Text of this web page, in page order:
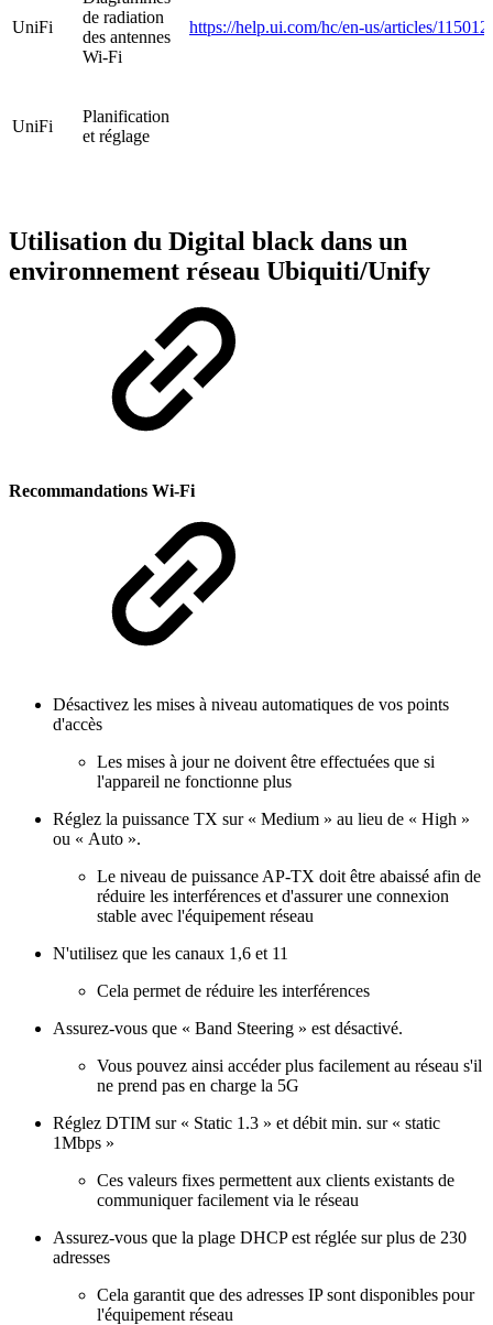
UniFi
de radiation
des antennes
Wi-Fi
https://help.ui.com/hc/en-us/articles/
UniFi
Planification
et réglage
Utilisation du Digital black dans un
environnement réseau Ubiquiti/Unify
Recommandations Wi-Fi
Désactivez les mises à niveau automatiques de vos points
d'accès
Les mises à jour ne doivent être effectuées que si
l'appareil ne fonctionne plus
Réglez la puissance TX sur « Medium » au lieu de « High »
ou « Auto ».
Le niveau de puissance AP-TX doit être abaissé afin de
réduire les interférences et d'assurer une connexion
stable avec l'équipement réseau
N'utilisez que les canaux 1,6 et 11
Cela permet de réduire les interférences
Assurez-vous que « Band Steering » est désactivé.
Vous pouvez ainsi accéder plus facilement au réseau s'il
ne prend pas en charge la 5G
Réglez DTIM sur « Static 1.3 » et débit min. sur « static
1Mbps »
Ces valeurs fixes permettent aux clients existants de
communiquer facilement via le réseau
Assurez-vous que la plage DHCP est réglée sur plus de 230
adresses
Cela garantit que des adresses IP sont disponibles pour
l'équipement réseau